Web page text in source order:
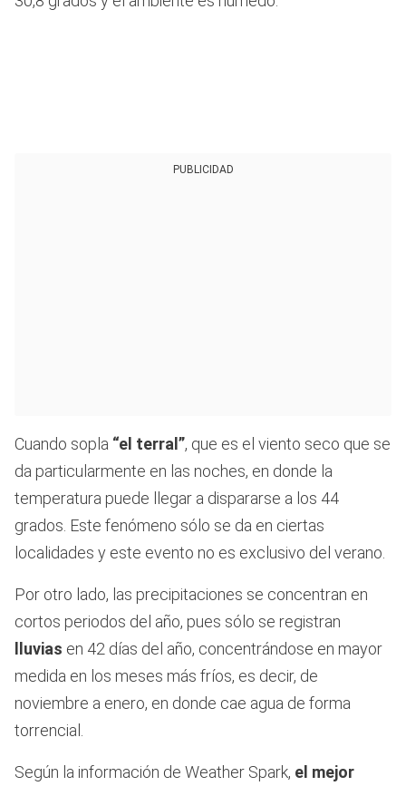
PUBLICIDAD
Cuando sopla “el terral”, que es el viento seco que se
da particularmente en las noches, en donde la
temperatura puede llegar a dispararse a los 44
grados. Este fenómeno sólo se da en ciertas
localidades y este evento no es exclusivo del verano.
Por otro lado, las precipitaciones se concentran en
cortos periodos del año, pues sólo se registran
lluvias en 42 días del año, concentrándose en mayor
medida en los meses más fríos, es decir, de
noviembre a enero, en donde cae agua de forma
torrencial.
Según la información de Weather Spark, el mejor